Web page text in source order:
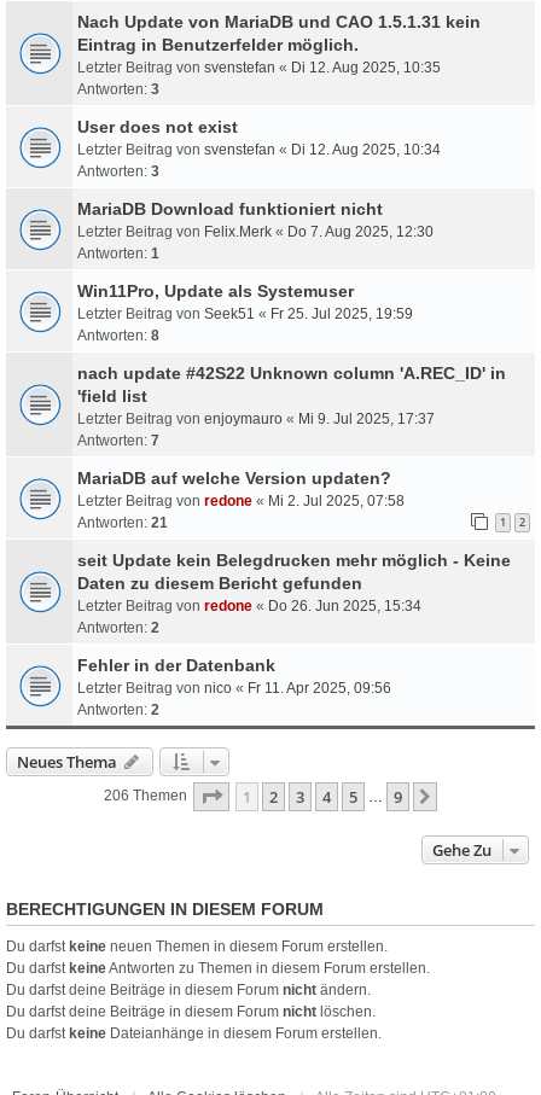
Nach Update von MariaDB und CAO 1.5.1.31 kein
Eintrag in Benutzerfelder möglich.
Letzter Beitrag von svenstefan « Di 12. Aug 2025, 10:35
Antworten: 3
User does not exist
Letzter Beitrag von svenstefan « Di 12. Aug 2025, 10:34
Antworten: 3
MariaDB Download funktioniert nicht
Letzter Beitrag von Felix.Merk « Do 7. Aug 2025, 12:30
Antworten: 1
Win11Pro, Update als Systemuser
Letzter Beitrag von Seek51 « Fr 25. Jul 2025, 19:59
Antworten: 8
nach update #42S22 Unknown column 'A.REC_ID' in
'field list
Letzter Beitrag von enjoymauro « Mi 9. Jul 2025, 17:37
Antworten: 7
MariaDB auf welche Version updaten?
Letzter Beitrag von redone « Mi 2. Jul 2025, 07:58
Antworten: 21 1 2
seit Update kein Belegdrucken mehr möglich - Keine
Daten zu diesem Bericht gefunden
Letzter Beitrag von redone « Do 26. Jun 2025, 15:34
Antworten: 2
Fehler in der Datenbank
Letzter Beitrag von nico « Fr 11. Apr 2025, 09:56
Antworten: 2
Neues Thema
206 Themen Seite 1Von
1 2 3 4 5 9
Gehe Zu
BERECHTIGUNGEN IN DIESEM FORUM
Du darfst keine neuen Themen in diesem Forum erstellen.
Du darfst keineAntworten zu Themen in diesem Forum erstellen.
Du darfst deine Beiträge in diesem Forum nicht ändern.
Du darfst deine Beiträge in diesem Forum nicht löschen.
Du darfst keine Dateianhänge in diesem Forum erstellen.